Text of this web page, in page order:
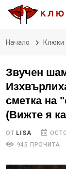
Начало Клюки
Звучен
сметка на
(Вижте я
ОТ LISA
945 ПРОЧИТА